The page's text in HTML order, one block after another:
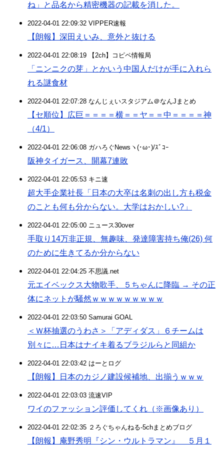
ね」と品名から精密機器の記載を消した。
2022-04-01 22:09:32 VIPPER速報
【朗報】深田えいみ、意外と抜ける
2022-04-01 22:08:19 【2ch】コピペ情報局
「ニンニクの芽」とかいう中国人だけが手に入れら
れる謎食材
2022-04-01 22:07:28 なんじぇいスタジアム＠なんJまとめ
【セ順位】広巨＝＝＝＝横＝＝ヤ＝＝中＝＝＝＝神
（4/1）
2022-04-01 22:06:08 ガハろぐNewsヽ(･ω･)/ｽﾞｺｰ
阪神タイガース、開幕7連敗
2022-04-01 22:05:53 キニ速
超大手企業社長「日本の大卒は名刺の出し方も税金
のことも何も分からない。大学はおかしい?」
2022-04-01 22:05:00 ニュース30over
手取り14万非正規、無趣味、発達障害持ち俺(26) 何
のために生きてるか分からない
2022-04-01 22:04:25 不思議.net
元エイベックス大物歌手、５ちゃんに降臨 → その正
体にネットが騒然ｗｗｗｗｗｗｗｗｗ
2022-04-01 22:03:50 Samurai GOAL
＜Ｗ杯抽選のうわさ＞「アディダス」６チームは
別々に…日本はナイキ着るブラジルらと同組か
2022-04-01 22:03:42 はーとログ
【朗報】日本のカジノ建設候補地、出揃うｗｗｗ
2022-04-01 22:03:03 流速VIP
ワイのファッション評価してくれ（※画像あり）
2022-04-01 22:02:35 ２ろぐちゃんねる-5chまとめブログ
【朗報】庵野秀明『シン・ウルトラマン』 ５月１